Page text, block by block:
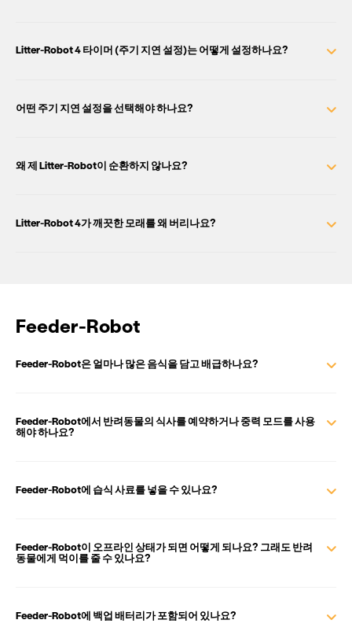
Litter-Robot 4 타이머 (주기 지연 설정)는 어떻게 설정하나요?
어떤 주기 지연 설정을 선택해야 하나요?
왜 제 Litter-Robot이 순환하지 않나요?
Litter-Robot 4가 깨끗한 모래를 왜 버리나요?
Feeder-Robot
Feeder-Robot은 얼마나 많은 음식을 담고 배급하나요?
Feeder-Robot에서 반려동물의 식사를 예약하거나 중력 모드를 사용
해야 하나요?
Feeder-Robot에 습식 사료를 넣을 수 있나요?
Feeder-Robot이 오프라인 상태가 되면 어떻게 되나요? 그래도 반려
동물에게 먹이를 줄 수 있나요?
Feeder-Robot에 백업 배터리가 포함되어 있나요?